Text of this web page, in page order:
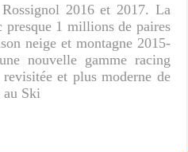
2016 et 2017. La
presque 1 millions de paires
neige et montagne 2015-
nouvelle gamme racing
et plus moderne de
au Ski